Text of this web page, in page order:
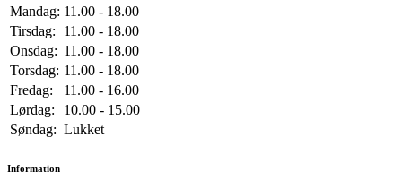
Mandag: 11.00 - 18.00
Tirsdag:
11.00 - 18.00
Onsdag: 11.00 - 18.00
Torsdag: 11.00 - 18.00
Fredag:
11.00 - 16.00
Lørdag:
10.00 - 15.00
Søndag: Lukket
Information